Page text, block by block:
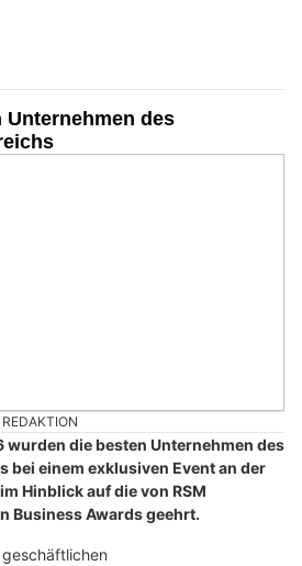
Unternehmen des
wurden die besten Unternehmen des
bei einem exklusiven Event an der
Hinblick auf die von RSM
Business Awards geehrt.